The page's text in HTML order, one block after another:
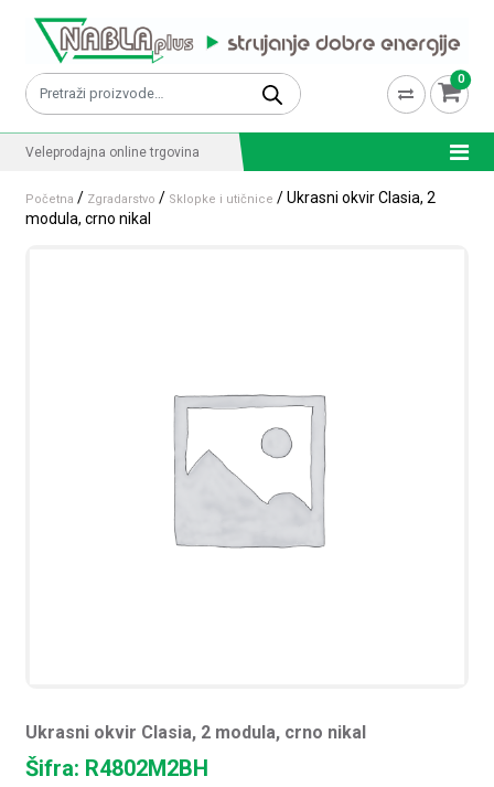
Pretraži: 0
Veleprodajna online trgovina
Početna / Zgradarstvo / Sklopke i utičnice / Ukrasni okvir Clasia, 2
modula, crno nikal
Ukrasni okvir Clasia, 2 modula, crno nikal
Šifra: R4802M2BH